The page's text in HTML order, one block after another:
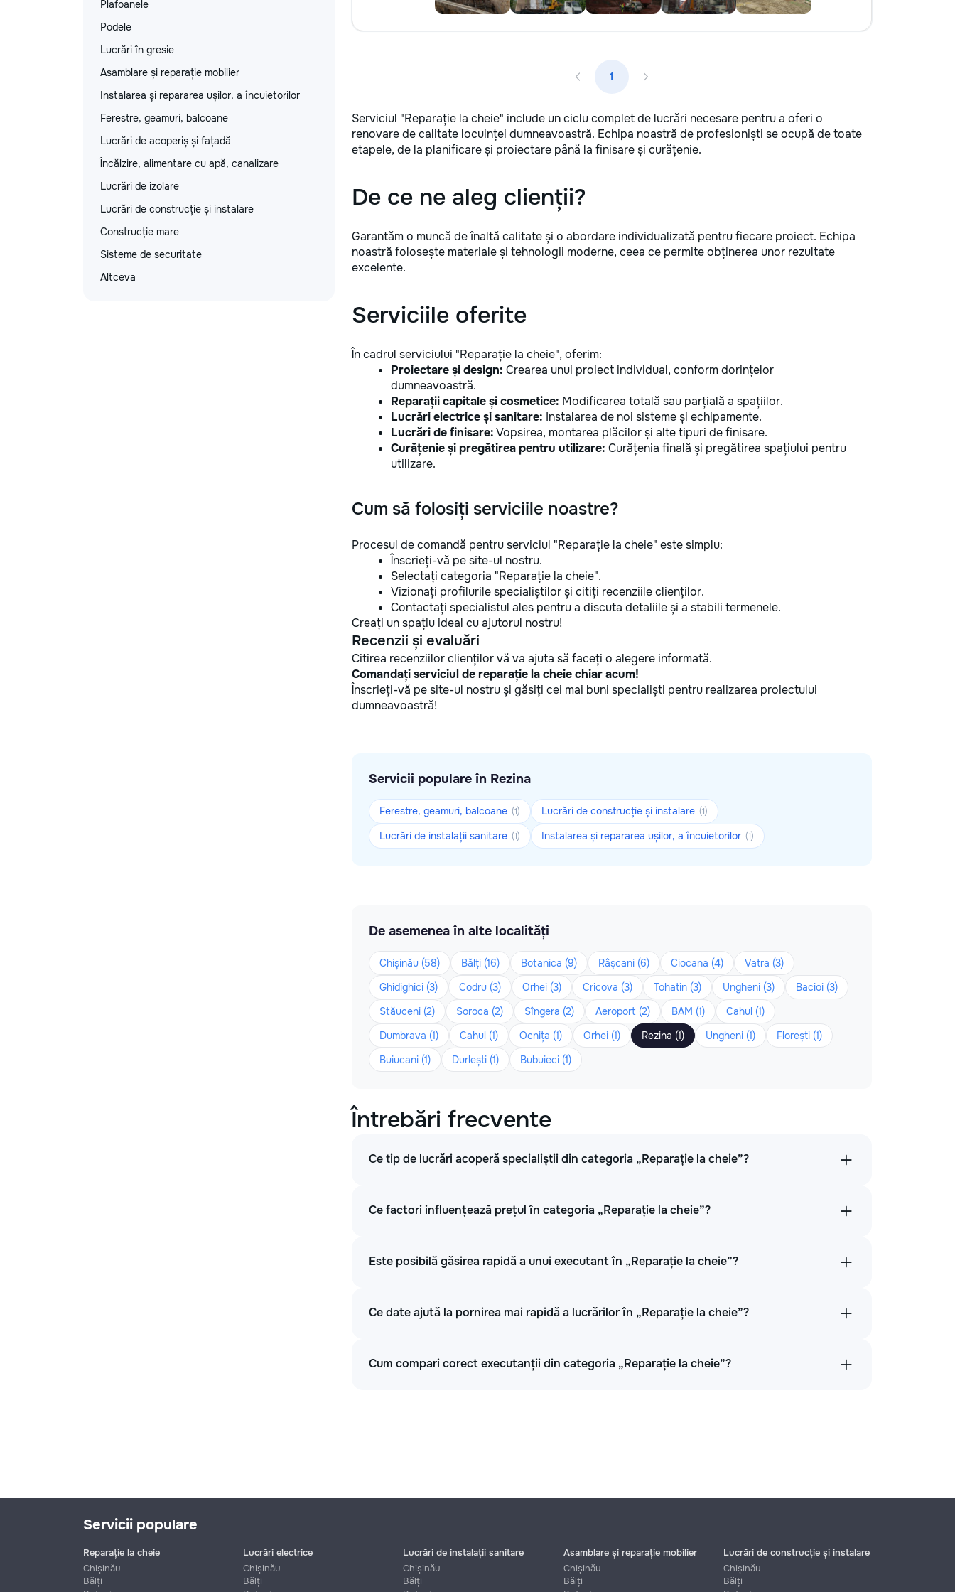
Plafoanele
Podele
Lucrări în gresie
Asamblare și reparație mobilier
Instalarea și repararea ușilor, a încuietorilor
Ferestre, geamuri, balcoane
Lucrări de acoperiș și fațadă
Încălzire, alimentare cu apă, canalizare
Lucrări de izolare
Lucrări de construcție și instalare
Construcție mare
Sisteme de securitate
Altceva
1
Serviciul "Reparație la cheie" include un ciclu complet de lucrări necesare pentru a oferi o
renovare de calitate locuinței dumneavoastră. Echipa noastră de profesioniști se ocupă de toate
etapele, de la planificare și proiectare până la finisare și curățenie.
De ce ne aleg clienții?
Garantăm o muncă de înaltă calitate și o abordare individualizată pentru fiecare proiect. Echipa
noastră folosește materiale și tehnologii moderne, ceea ce permite obținerea unor rezultate
excelente.
Serviciile oferite
În cadrul serviciului "Reparație la cheie", oferim:
Proiectare și design: Crearea unui proiect individual, conform dorințelor
dumneavoastră.
Reparații capitale și cosmetice: Modificarea totală sau parțială a spațiilor.
Lucrări electrice și sanitare: Instalarea de noi sisteme și echipamente.
Lucrări de finisare:Vopsirea, montarea plăcilor și alte tipuri de finisare.
Curățenie și pregătirea pentru utilizare: Curățenia finală și pregătirea spațiului pentru
utilizare.
Cum să folosiți serviciile noastre?
Procesul de comandă pentru serviciul "Reparație la cheie" este simplu:
Înscrieți-vă pe site-ul nostru.
Selectați categoria "Reparație la cheie".
Vizionați profilurile specialiștilor și citiți recenziile clienților.
Contactați specialistul ales pentru a discuta detaliile și a stabili termenele.
Creați un spațiu ideal cu ajutorul nostru!
Recenzii și evaluări
Citirea recenziilor clienților vă va ajuta să faceți o alegere informată.
Comandați serviciul de reparație la cheie chiar acum!
Înscrieți-vă pe site-ul nostru și găsiți cei mai buni specialiști pentru realizarea proiectului
dumneavoastră!
Servicii populare în Rezina
Ferestre, geamuri, balcoane (1) Lucrări de construcție și instalare (1)
Lucrări de instalații sanitare (1) Instalarea și repararea ușilor, a încuietorilor (1)
De asemenea în alte localități
Chișinău (58) Bălți (16) Botanica (9) Râșcani (6) Ciocana (4)
Vatra (3)
Ghidighici (3)
Codru (3) Orhei (3) Cricova (3) Tohatin (3) Ungheni (3)
Bacioi (3)
Stăuceni (2)
Soroca (2) Sîngera (2) Aeroport (2) BAM (1)
Cahul (1)
Dumbrava (1)
Cahul (1) Ocnița (1) Orhei (1) Rezina (1) Ungheni (1)
Florești (1)
Buiucani (1)
Durlești (1) Bubuieci (1)
Întrebări frecvente
Ce tip de lucrări acoperă specialiștii din categoria „Reparație la cheie”?
Ce factori influențează prețul în categoria „Reparație la cheie”?
Este posibilă găsirea rapidă a unui executant în „Reparație la cheie”?
Ce date ajută la pornirea mai rapidă a lucrărilor în „Reparație la cheie”?
Cum compari corect executanții din categoria „Reparație la cheie”?
Servicii populare
Reparație la cheie
Chișinău
Bălți
Lucrări electrice
Chișinău
Bălți
Lucrări de instalații sanitare
Chișinău
Bălți
Asamblare și reparație mobilier
Chișinău
Bălți
Lucrări de construcție și instalare
Chișinău
Bălți